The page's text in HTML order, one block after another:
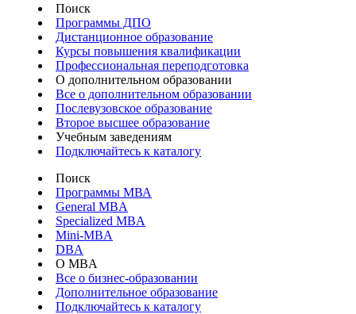
Поиск
Программы ДПО
Дистанционное образование
Курсы повышения квалификации
Профессиональная переподготовка
О дополнительном образовании
Все о дополнительном образовании
Послевузовское образование
Второе высшее образование
Учебным заведениям
Подключайтесь к каталогу
Поиск
Программы МВА
General MBA
Specialized MBA
Mini-MBA
DBA
О MBA
Все о бизнес-образовании
Дополнительное образование
Подключайтесь к каталогу